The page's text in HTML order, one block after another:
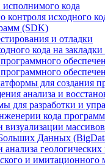
исполнимого кода
контроля исходного
(SDK)
и отладки
кода на
для создания
анализа и
для разработки и
кода программ
визуализации
Данных
анализа
и имитационного